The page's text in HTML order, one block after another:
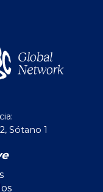
Sótano 1